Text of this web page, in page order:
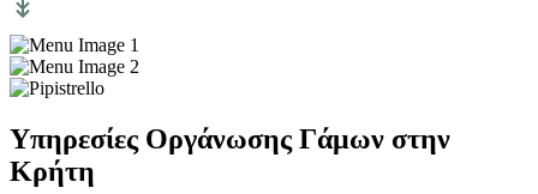
Υπηρεσίες Οργάνωσης Γάμων στην
Κρήτη